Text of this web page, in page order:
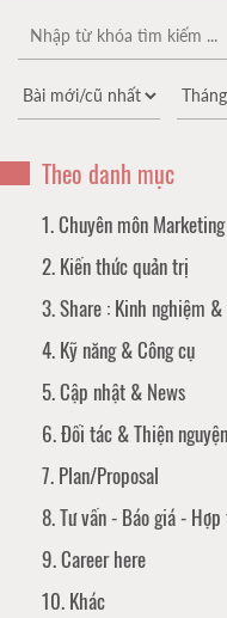
Theo danh mục
1. Chuyên môn Marketing
2. Kiến thức quản trị
3. Share : Kinh nghiệm
4. Kỹ năng & Công cụ
5. Cập nhật & News
6. Đối tác & Thiện nguyện
7. Plan/Proposal
8. Tư vấn - Báo giá -
9. Career here
10. Khác